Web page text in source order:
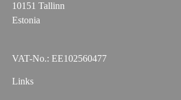
10151 Tallinn
Estonia
VAT-No.: EE102560477
Links